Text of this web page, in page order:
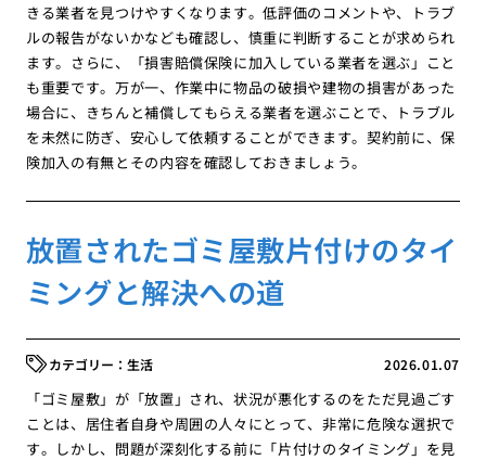
きる業者を見つけやすくなります。低評価のコメントや、トラブ
ルの報告がないかなども確認し、慎重に判断することが求められ
ます。さらに、「損害賠償保険に加入している業者を選ぶ」こと
も重要です。万が一、作業中に物品の破損や建物の損害があった
場合に、きちんと補償してもらえる業者を選ぶことで、トラブル
を未然に防ぎ、安心して依頼することができます。契約前に、保
険加入の有無とその内容を確認しておきましょう。
放置されたゴミ屋敷片付けのタイ
ミングと解決への道
2026.01.07
生活
「ゴミ屋敷」が「放置」され、状況が悪化するのをただ見過ごす
ことは、居住者自身や周囲の人々にとって、非常に危険な選択で
す。しかし、問題が深刻化する前に「片付けのタイミング」を見